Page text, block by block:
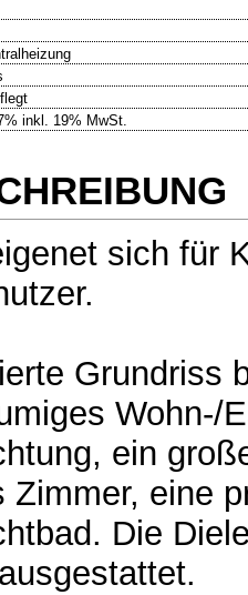
inkl. 19% MwSt.
sich für
Grundriss
Wohn-/
ein
Zimmer, eine
Die